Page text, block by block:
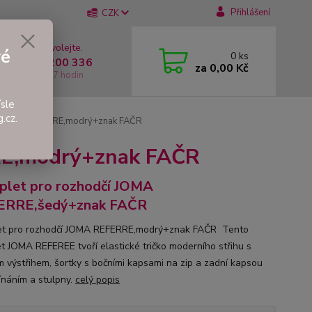
CZK Přihlášení
si rady? Zavolejte.
737 200 336
Pátek: 8 - 17 hodin
0 ks
za 0,00 Kč
REFERRE,modrý+znak FAČR
FAČR
pro rozhodčí JOMA
FAČR
pro rozhodčí JOMA REFERRE,modrý+znak FAČR Tento
JOMA REFEREE tvoří elastické tričko moderního střihu s
výstřihem, šortky s bočními kapsami na zip a zadní kapsou
a stulpny. celý popis